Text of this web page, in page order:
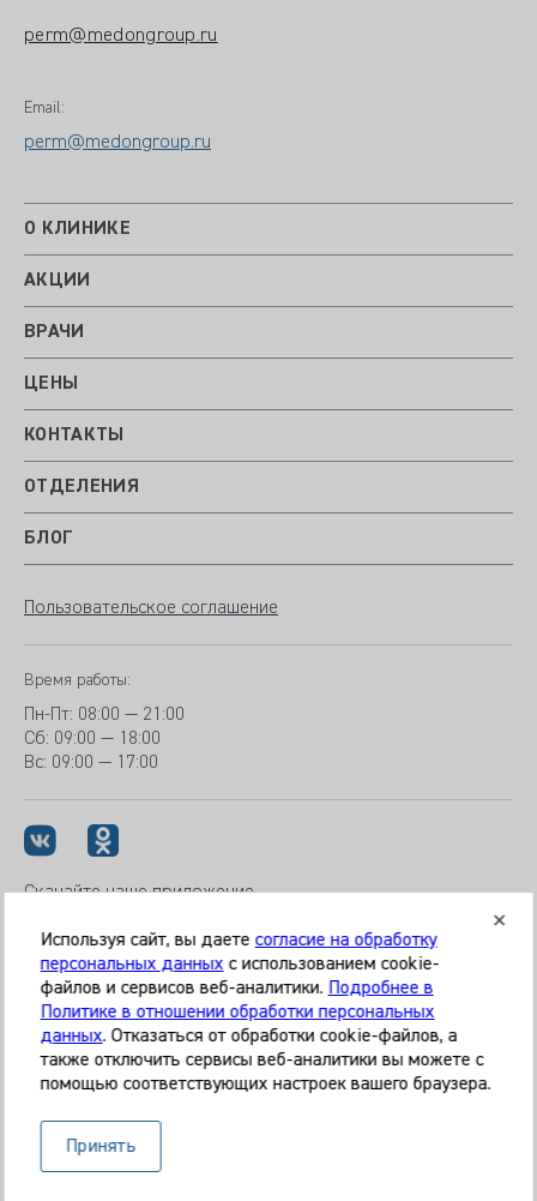
perm@medongroup.ru
Email:
perm@medongroup.ru
О КЛИНИКЕ
АКЦИИ
ВРАЧИ
ЦЕНЫ
КОНТАКТЫ
ОТДЕЛЕНИЯ
БЛОГ
Пользовательское соглашение
Время работы:
Пн-Пт: 08:00 — 21:00
Сб: 09:00 — 18:00
Вс: 09:00 — 17:00
Скачайте наше приложение
© 2026 Клиника «МЕДИКАЛ ОН ГРУП»
Все права защищены
Информация, представленная на сайте, является
постановки диагноза, назначения лечения. Необходима
очная консультация специалиста. Используя данный сайт,
вы даёте согласие на обработку ваших данных сервисом
Используя сайт, вы даете согласие на обработку
персональных данныхс использованием cookie-
файлов и сервисов веб-аналитики. Подробнее в
Политике в отношении обработки персональных
данных. Отказаться от обработки cookie-файлов, а
также отключить сервисы веб-аналитики вы можете с
помощью соответствующих настроек вашего браузера.
Принять